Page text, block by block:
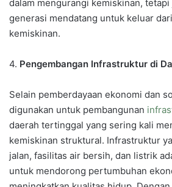
dalam mengurangi kemiskinan,
generasi mendatang untuk keluar
kemiskinan.
4. Pengembangan Infrastruktur di
Selain pemberdayaan ekonomi dan
digunakan untuk pembangunan
daerah tertinggal yang sering kali
kemiskinan struktural. Infrastruktur
jalan, fasilitas air bersih, dan listrik
untuk mendorong pertumbuhan